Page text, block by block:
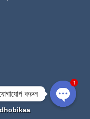
করুন
1